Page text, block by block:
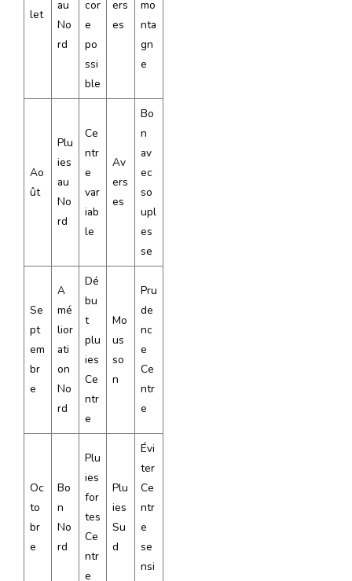
let
au
No
rd
cor
e
po
ssi
ble
ers
es
mo
nta
gn
e
Ao
ût
Plu
ies
au
No
rd
Ce
ntr
e
var
iab
le
Av
ers
es
Bo
n
av
ec
so
upl
es
se
Se
pt
em
br
e
A
mé
lior
ati
on
No
rd
Dé
bu
t
plu
ies
Ce
ntr
e
Mo
us
so
n
Pru
de
nc
e
Ce
ntr
e
Oc
to
br
e
Bo
n
No
rd
Plu
ies
for
tes
Ce
ntr
e
Plu
ies
Su
d
Évi
ter
Ce
ntr
e
se
nsi